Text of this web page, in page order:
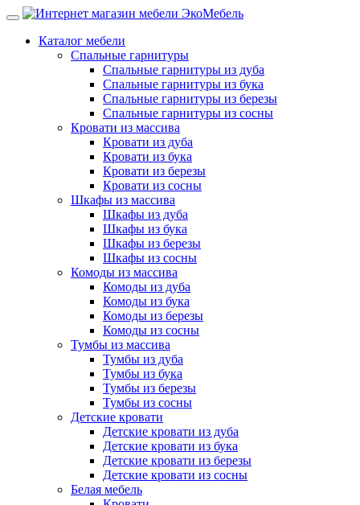
Каталог мебели
Спальные гарнитуры
Спальные гарнитуры из дуба
Спальные гарнитуры из бука
Спальные гарнитуры из березы
Спальные гарнитуры из сосны
Кровати из массива
Кровати из дуба
Кровати из бука
Кровати из березы
Кровати из сосны
Шкафы из массива
Шкафы из дуба
Шкафы из бука
Шкафы из березы
Шкафы из сосны
Комоды из массива
Комоды из дуба
Комоды из бука
Комоды из березы
Комоды из сосны
Тумбы из массива
Тумбы из дуба
Тумбы из бука
Тумбы из березы
Тумбы из сосны
Детские кровати
Детские кровати из дуба
Детские кровати из бука
Детские кровати из березы
Детские кровати из сосны
Белая мебель